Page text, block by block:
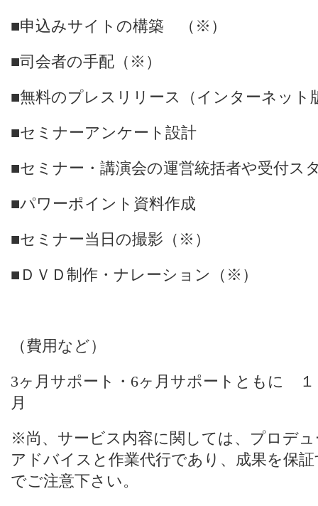
■申込みサイトの構築 （※）
■司会者の手配（※）
■無料のプレスリリース（インターネット
■セミナーアンケート設計
■セミナー・講演会の運営統括者や受付ス
■パワーポイント資料作成
■セミナー当日の撮影（※）
■ＤＶＤ制作・ナレーション（※）
（費用など）
3ヶ月サポート・6ヶ月サポートともに １
月
※尚、サービス内容に関しては、プロデ
アドバイスと作業代行であり、成果を保
でご注意下さい。